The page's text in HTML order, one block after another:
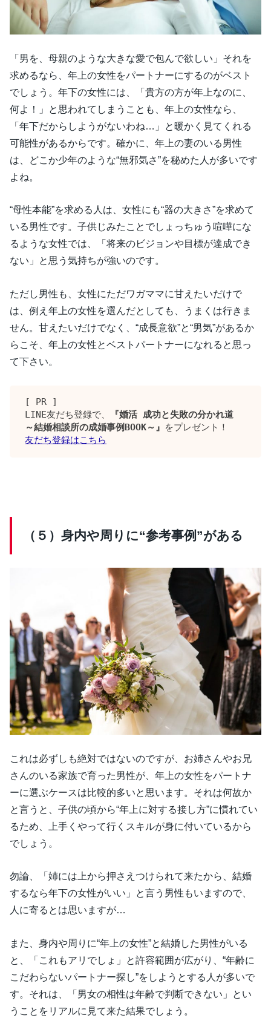
「男を、母親のような大きな愛で包んで欲しい」それを
求めるなら、年上の女性をパートナーにするのがベスト
でしょう。年下の女性には、「貴方の方が年上なのに、
何よ！」と思われてしまうことも、年上の女性なら、
「年下だからしようがないわね…」と暖かく見てくれる
可能性があるからです。確かに、年上の妻のいる男性
は、どこか少年のような“無邪気さ”を秘めた人が多いです
よね。
“母性本能”を求める人は、女性にも“器の大きさ”を求めて
いる男性です。子供じみたことでしょっちゅう喧嘩にな
るような女性では、「将来のビジョンや目標が達成でき
ない」と思う気持ちが強いのです。
ただし男性も、女性にただワガママに甘えたいだけで
は、例え年上の女性を選んだとしても、うまくは行きま
せん。甘えたいだけでなく、“成長意欲”と“男気”があるか
らこそ、年上の女性とベストパートナーになれると思っ
て下さい。
[ PR ]
LINE友だち登録で、
『婚活 成功と失敗の分かれ道
～結婚相談所の成婚事例BOOK～』
友だち登録はこちら
（５）身内や周りに“参考事例”がある
これは必ずしも絶対ではないのですが、お姉さんやお兄
さんのいる家族で育った男性が、年上の女性をパートナ
ーに選ぶケースは比較的多いと思います。それは何故か
と言うと、子供の頃から“年上に対する接し方”に慣れてい
るため、上手くやって行くスキルが身に付いているから
でしょう。
勿論、「姉には上から押さえつけられて来たから、結婚
するなら年下の女性がいい」と言う男性もいますので、
人に寄るとは思いますが…
また、身内や周りに“年上の女性”と結婚した男性がいる
と、「これもアリでしょ」と許容範囲が広がり、“年齢に
こだわらないパートナー探し”をしようとする人が多いで
す。それは、「男女の相性は年齢で判断できない」とい
うことをリアルに見て来た結果でしょう。